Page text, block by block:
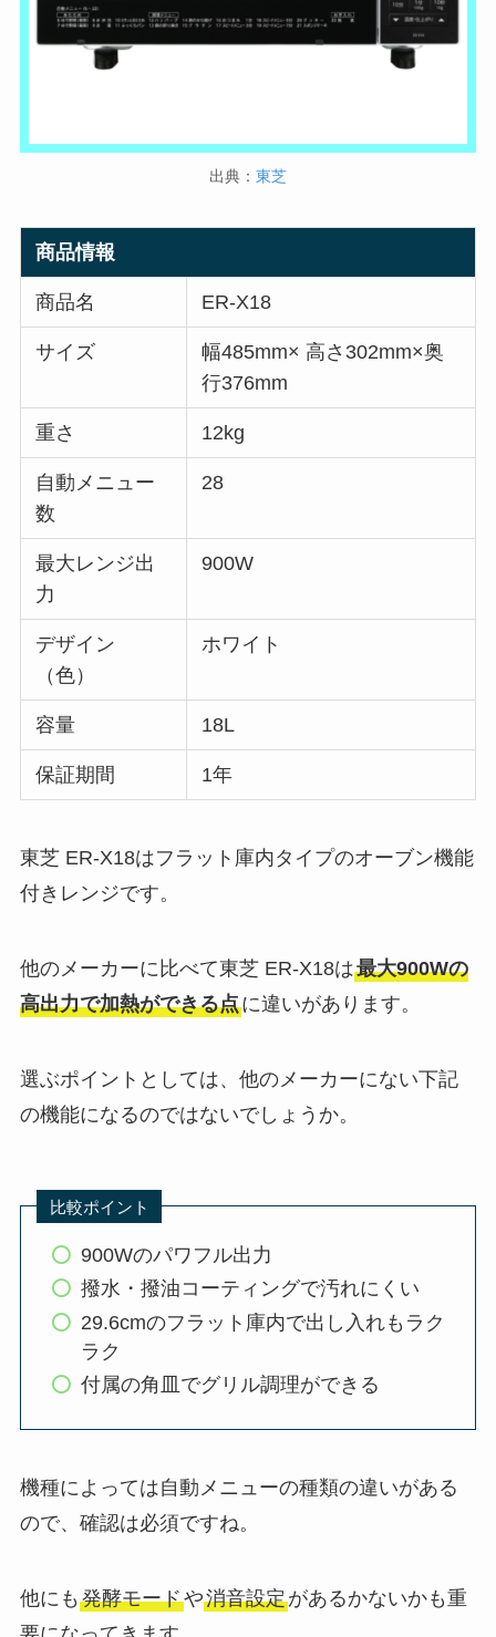
出典： 東芝
商品情報
商品名 ER-X18
サイズ
幅485mm× 高さ302mm×奥
行376mm
重さ 12kg
自動メニュー
数
28
最大レンジ出
力
900W
デザイン
（色）
ホワイト
容量 18L
保証期間 1年
東芝 ER-X18はフラット庫内タイプのオーブン機能
付きレンジです。
他のメーカーに比べて東芝 ER-X18は最大900Wの
高出力で加熱ができる点に違いがあります。
選ぶポイントとしては、他のメーカーにない下記
の機能になるのではないでしょうか。
比較ポイント
900Wのパワフル出力
撥水・撥油コーティングで汚れにくい
29.6cmのフラット庫内で出し入れもラク
ラク
付属の角皿でグリル調理ができる
機種によっては自動メニューの種類の違いがある
ので、確認は必須ですね。
他にも 発酵モードや消音設定があるかないかも重